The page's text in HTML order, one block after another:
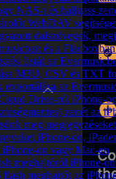
NAS-t és hallgass
WebDAV
dalszövegek,
és a
listát az
M3U, CSV és TXT
exportálása az
Drive-ról iPhone-
zenét az
meg
iPhone-on,
on vagy Mac-en
meghajtóról iPhone-
meghajtót az